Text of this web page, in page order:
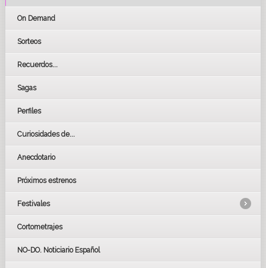
On Demand
Sorteos
Recuerdos...
Sagas
Perfiles
Curiosidades de...
Anecdotario
Próximos estrenos
Festivales
LOS OSCARS
GOYAS
Cortometrajes
NO-DO. Noticiario Español